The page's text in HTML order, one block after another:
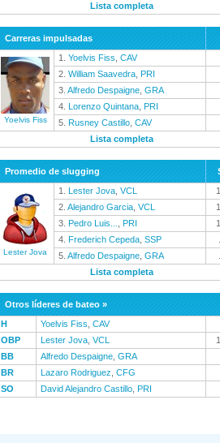
Lista completa
Carreras impulsadas
Yoelvis Fiss
1. Yoelvis Fiss CAV
2. William Saavedra PRI
3. Alfredo Despaigne GRA
4. Lorenzo Quintana PRI
5. Rusney Castillo CAV
Lista completa
Promedio de slugging
Lester Jova
1. Lester Jova VCL
2. Alejandro Garcia VCL
3. Pedro Luis... PRI
4. Frederich Cepeda SSP
5. Alfredo Despaigne GRA
Lista completa
Otros líderes de bateo »
H
Yoelvis Fiss CAV
OBP
Lester Jova VCL
BB
Alfredo Despaigne GRA
BR
Lazaro Rodriguez CFG
SO
David Alejandro Castillo PRI